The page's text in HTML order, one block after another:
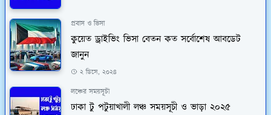
প্রবাস ও ভিসা
কুয়েত ড্রাইভিং ভিসা বেতন কত সর্বোশেষ আবডেট
জানুন
২ ডিসে, ২০২৪
লঞ্চের সময়সূচী
ঢাকা টু পটুয়াখালী লঞ্চ সময়সূচী ও ভাড়া ২০২৫